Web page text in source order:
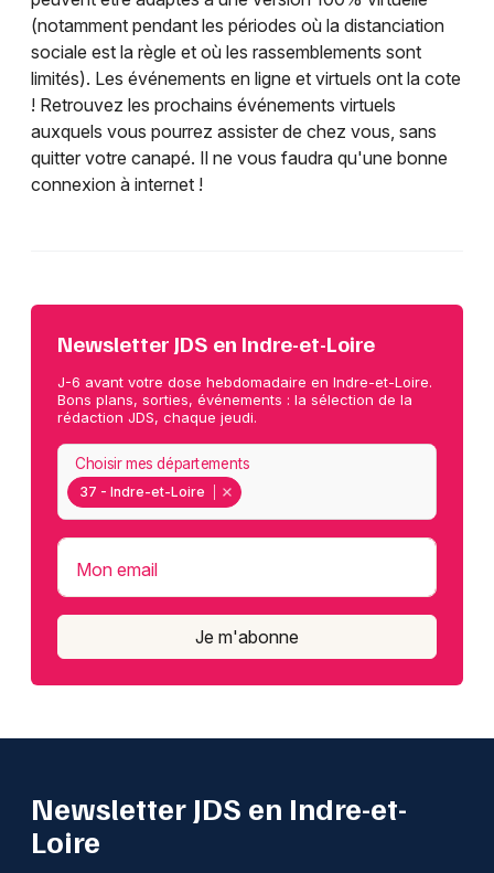
(notamment pendant les périodes où la distanciation
sociale est la règle et où les rassemblements sont
limités). Les événements en ligne et virtuels ont la cote
! Retrouvez les prochains événements virtuels
auxquels vous pourrez assister de chez vous, sans
quitter votre canapé. Il ne vous faudra qu'une bonne
connexion à internet !
Newsletter JDS en Indre-et-Loire
J-6 avant votre dose hebdomadaire en Indre-et-Loire.
Bons plans, sorties, événements : la sélection de la
rédaction JDS, chaque jeudi.
37 - Indre-et-Loire
Choisir mes départements
Mon email
Je m'abonne
Newsletter JDS en Indre-et-
Loire